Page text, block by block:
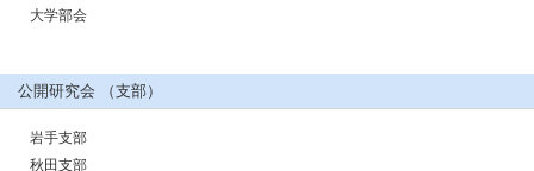
大学部会
公開研究会 （支部）
岩手支部
秋田支部